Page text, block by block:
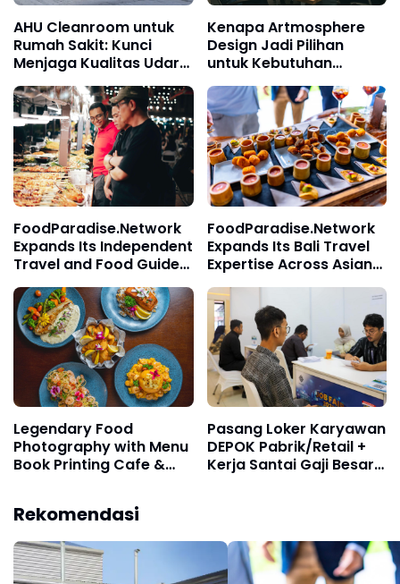
AHU Cleanroom untuk
Rumah Sakit: Kunci
Menjaga Kualitas Udara
di Ruang Operasi dan
Area Steril
Kenapa Artmosphere
Design Jadi Pilihan
untuk Kebutuhan
Branding?
FoodParadise.Network
Expands Its Independent
Travel and Food Guides
Throughout Asia
FoodParadise.Network
Expands Its Bali Travel
Expertise Across Asian
Destinations
Legendary Food
Photography with Menu
Book Printing Cafe &
Pasang Loker Karyawan
DEPOK Pabrik/Retail +
Kerja Santai Gaji Besar +
Rekomendasi